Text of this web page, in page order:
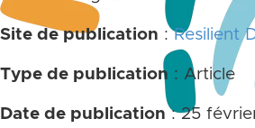
Site de publication :Resilient
Type de publication : Article
Date de publication : 25